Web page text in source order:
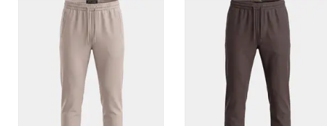
Technico Pantalon
TOEVOEGEN AAN WINKELWAGEN
Technico Pantalon
TOEVOEGEN AAN WINKELWAGEN